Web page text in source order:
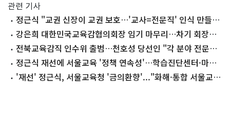
관련 기사
정근식 "교권 신장이 교권 보호…'교사=전문직' 인식 만들
것"[일문일답]
강은희 대한민국교육감협의회장 임기 마무리…차기 회장은
누구전북교육감직 인수위 출범…천호성 당선인 "각 분야 전문성
고려"
정근식 재선에 서울교육 '정책 연속성'…학습진단센터·마음
치유학교 탄력
'재선' 정근식, 서울교육청 '금의환향'..."화해·통합 서울교육